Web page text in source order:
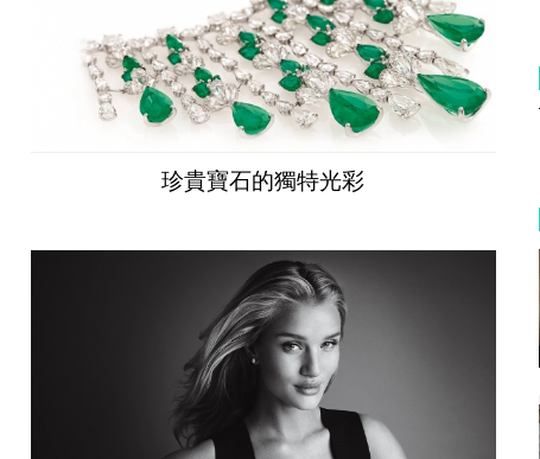
珍貴寶石的獨特光彩